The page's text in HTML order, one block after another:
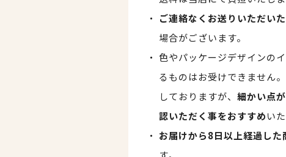
ご連絡なくお送りいただい
場合がございます。
色やパッケージデザインの
るものはお受けできません
しておりますが、 細かい点
認いただく事をおすすめい
お届けから8日以上経過した